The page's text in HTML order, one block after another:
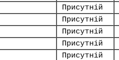
Присутній
Присутній
Присутній
Присутній
Присутній